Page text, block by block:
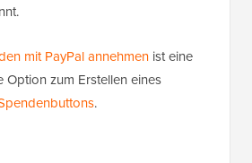
mit PayPal annehmen ist eine
zum Erstellen eines
.